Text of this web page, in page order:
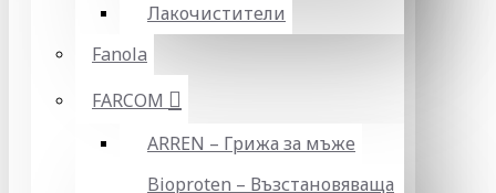
Лакочистители
Fanola
FARCOM
ARREN – Грижа за мъже
Bioproten – Възстановяваща